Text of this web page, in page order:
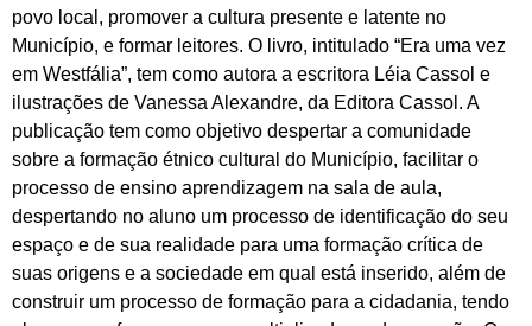
povo local, promover a cultura presente e latente no
Município, e formar leitores. O livro, intitulado “Era uma vez
em Westfália”, tem como autora a escritora Léia Cassol e
ilustrações de Vanessa Alexandre, da Editora Cassol. A
publicação tem como objetivo despertar a comunidade
sobre a formação étnico cultural do Município, facilitar o
processo de ensino aprendizagem na sala de aula,
despertando no aluno um processo de identificação do seu
espaço e de sua realidade para uma formação crítica de
suas origens e a sociedade em qual está inserido, além de
construir um processo de formação para a cidadania, tendo